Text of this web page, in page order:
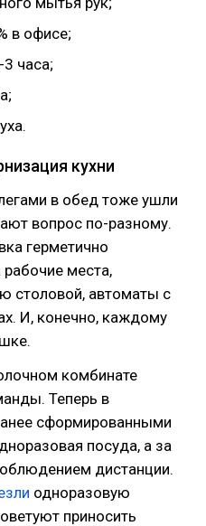
в офисе;
часа;
кухни
в обед тоже ушли
вопрос по-разному.
герметично
рабочие места,
столовой, автоматы с
И, конечно, каждому
комбинате
Теперь в
сформированными
посуда, а за
дистанции.
одноразовую
приносить